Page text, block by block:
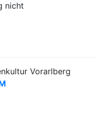
nicht
Vorarlberg